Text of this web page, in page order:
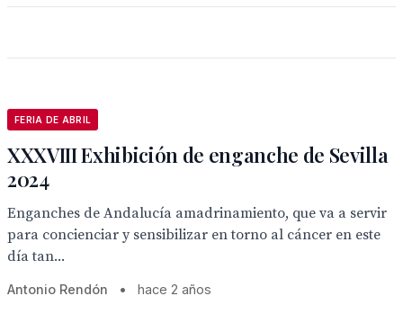
FERIA DE ABRIL
XXXVIII Exhibición de enganche de Sevilla
2024
Enganches de Andalucía amadrinamiento, que va a servir
para concienciar y sensibilizar en torno al cáncer en este
día tan...
Antonio Rendón • hace 2 años